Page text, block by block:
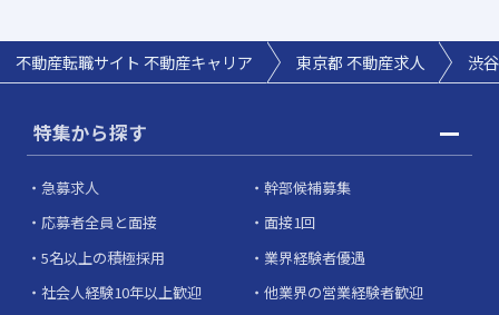
不動産転職サイト 不動産キャリア 東京都 不動産求人 渋
特集から探す
急募求人
幹部候補募集
応募者全員と面接
面接1回
5名以上の積極採用
業界経験者優遇
社会人経験10年以上歓迎
他業界の営業経験者歓迎